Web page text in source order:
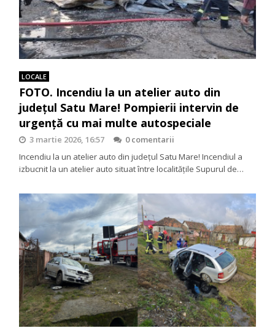
LOCALE
FOTO. Incendiu la un atelier auto din
județul Satu Mare! Pompierii intervin de
urgență cu mai multe autospeciale
3 martie 2026, 16:57
0 comentarii
Incendiu la un atelier auto din județul Satu Mare! Incendiul a
izbucnit la un atelier auto situat între localitățile Supurul de…